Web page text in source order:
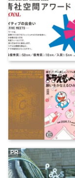
PR